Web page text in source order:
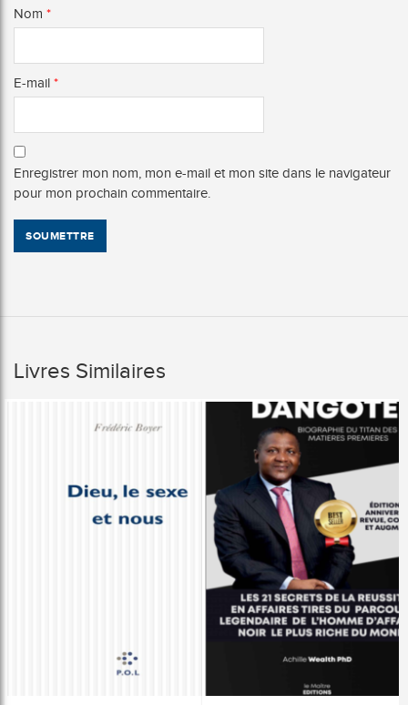
Nom *
E-mail *
Enregistrer mon nom, mon e-mail et mon site dans le navigateur
pour mon prochain commentaire.
Livres Similaires